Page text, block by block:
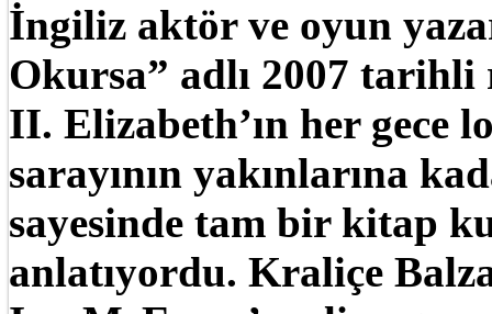
İngiliz aktör ve oyun
Okursa” adlı 2007
II. Elizabeth’ın her gece
sarayının yakınlarına
sayesinde tam bir kitap
anlatıyordu. Kraliçe